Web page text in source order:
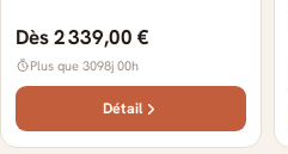
Dès 2 339,00 €
Plus que 3098j 00h
Détail